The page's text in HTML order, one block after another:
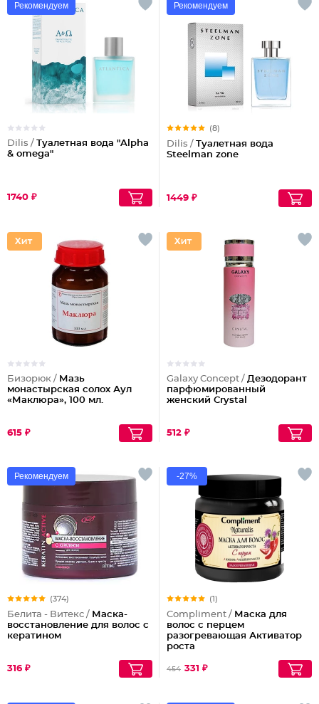
Рекомендуем
Dilis / Туалетная вода "Alpha
& omega"
1740 ₽
Рекомендуем
(8)
Dilis / Туалетная вода
Steelman zone
1449 ₽
Бизорюк / Мазь
монастырская солох Аул
«Маклюра», 100 мл.
615 ₽
Galaxy Concept / Дезодорант
парфюмированный
женский Crystal
512 ₽
Рекомендуем
(374)
Белита - Витекс / Маска-
восстановление для волос с
кератином
316 ₽
-27%
(1)
Compliment / Маска для
волос с перцем
разогревающая Активатор
роста
454 331 ₽